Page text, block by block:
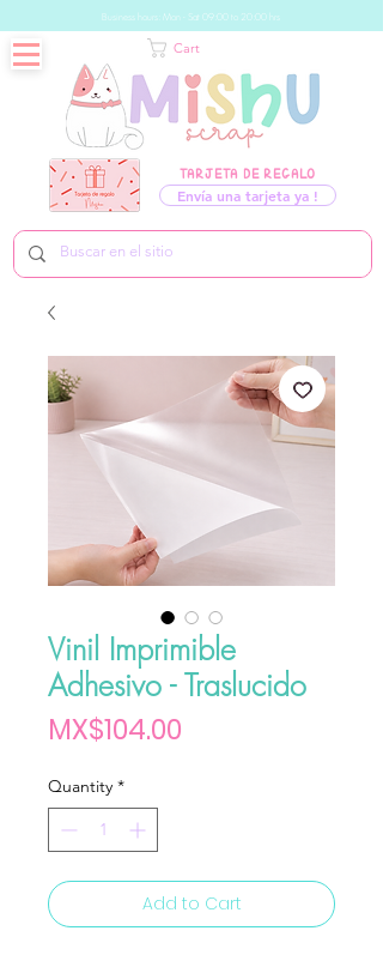
Business hours: Mon - Sat 09:00 to 20:00 hrs
TARJETA DE REGALO
Envía una tarjeta ya !
Cart
Vinil Imprimible
Adhesivo - Traslucido
MX$104.00
Quantity *
Add to Cart